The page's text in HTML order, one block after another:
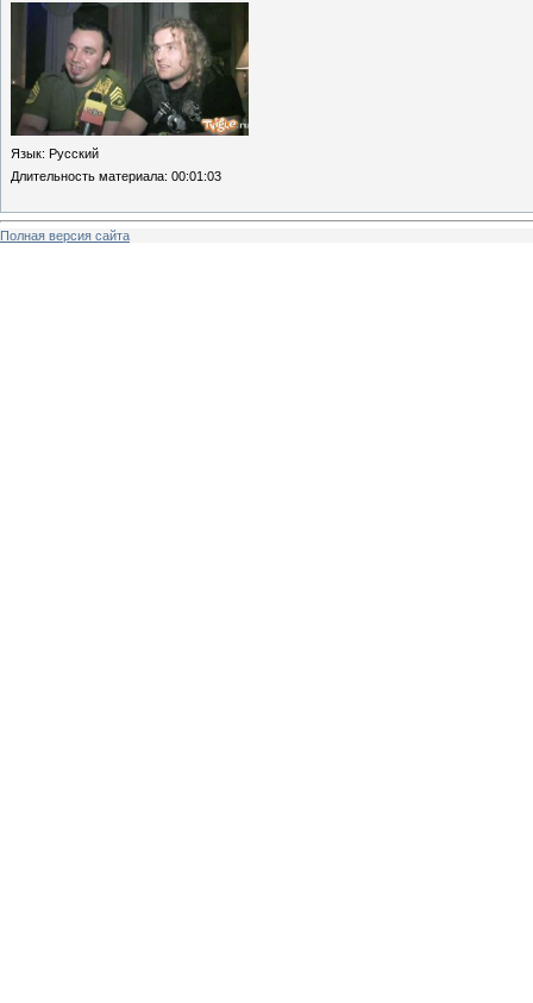
Язык: Русский
Длительность материала: 00:01:03
Полная версия сайта